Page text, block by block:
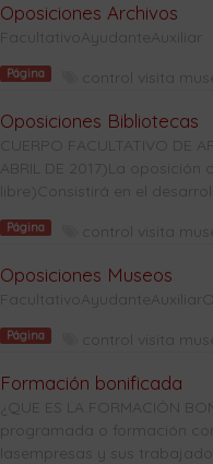
Oposiciones Archivos
FacultativoAyudanteAuxiliar
Página control visita
Oposiciones Bibliotecas
CUERPO FACULTATIVO DE
ABRIL DE 2017)La
libre)Consistirá en el
Página control visita
Oposiciones Museos
Página control visita
Formación bonificada
¿QUE ES LA FORMACIÓN
programada o formación
lasempresas y sus